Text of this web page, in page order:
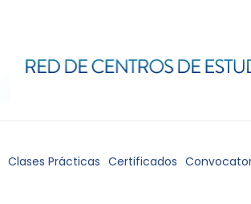
Clases Prácticas Certificados